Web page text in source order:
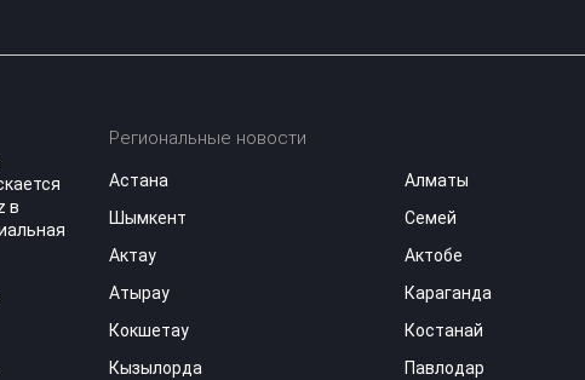
в
Региональные новости
Астана
Алматы
Шымкент
Семей
Актау
Актобе
Атырау
Караганда
Кокшетау
Костанай
Кызылорда
Павлодар